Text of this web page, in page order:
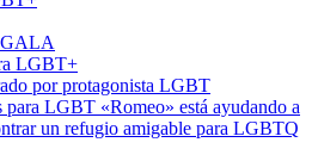
GALA
LGBT+
por protagonista LGBT
LGBT «Romeo» está ayudando a
un refugio amigable para LGBTQ